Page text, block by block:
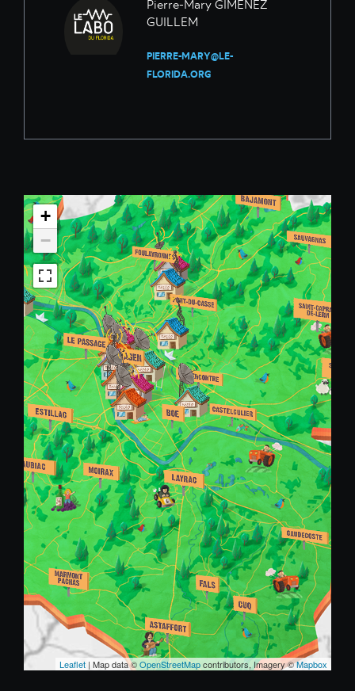
Pierre-Mary GIMENEZ
GUILLEM
PIERRE-MARY@LE-
FLORIDA.ORG